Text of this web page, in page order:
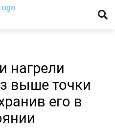
нагрели
выше точки
его в